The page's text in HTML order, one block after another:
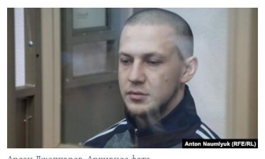
ТЕЛЕПРОЕКТ КРЫМ.РЕАЛИИ
СОВЕТЫ ПРАВОЗАЩИТНИКОВ
ПРОПАВШИЕ БЕЗ ВЕСТИ
ПОБЕДИТЕЛЕЙ НЕ СУДЯТ?
КРЫМ.НЕПОКОРЕННЫЙ
ELIFBE
УКРАИНСКАЯ ПРОБЛЕМА КРЫМА
Qırımtatar
ПРИСОЕДИНЯЙТЕСЬ!